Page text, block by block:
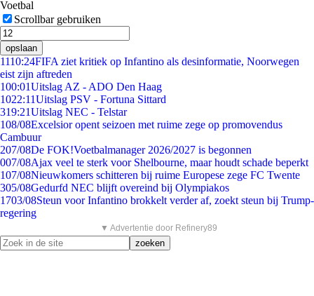
Voetbal
Scrollbar gebruiken
opslaan
1110:24FIFA ziet kritiek op Infantino als desinformatie, Noorwegen
eist zijn aftreden
100:01Uitslag AZ - ADO Den Haag
1022:11Uitslag PSV - Fortuna Sittard
319:21Uitslag NEC - Telstar
108/08Excelsior opent seizoen met ruime zege op promovendus
Cambuur
207/08De FOK!Voetbalmanager 2026/2027 is begonnen
007/08Ajax veel te sterk voor Shelbourne, maar houdt schade beperkt
107/08Nieuwkomers schitteren bij ruime Europese zege FC Twente
305/08Gedurfd NEC blijft overeind bij Olympiakos
1703/08Steun voor Infantino brokkelt verder af, zoekt steun bij Trump-
regering
▼ Advertentie door Refinery89